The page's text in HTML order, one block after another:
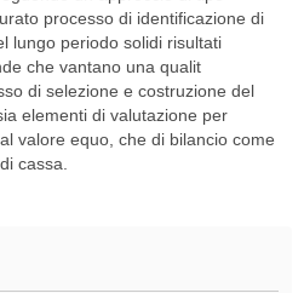
processo di identificazione di
lungo periodo solidi risultati
che vantano una qualit
di selezione e costruzione del
elementi di valutazione per
valore equo, che di bilancio come
cassa.